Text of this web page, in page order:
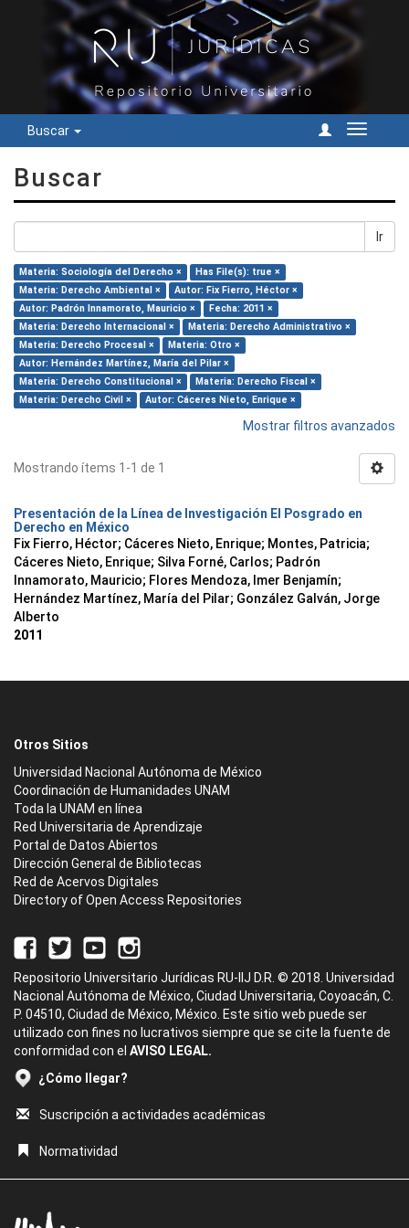
Buscar
Cambiar
Buscar
Ir
Materia: Sociología del Derecho ×
Has File(s): true ×
Materia: Derecho Ambiental ×
Autor: Fix Fierro, Héctor ×
Autor: Padrón Innamorato, Mauricio ×
Fecha: 2011 ×
Materia: Derecho Internacional ×
Materia: Derecho Administrativo ×
Materia: Derecho Procesal ×
Materia: Otro ×
Autor: Hernández Martínez, María del Pilar ×
Materia: Derecho Constitucional ×
Materia: Derecho Fiscal ×
Materia: Derecho Civil ×
Autor: Cáceres Nieto, Enrique ×
Mostrar filtros avanzados
Mostrando ítems 1-1 de 1
Presentación de la Línea de Investigación El Posgrado en
Derecho en México
Fix Fierro, Héctor; Cáceres Nieto, Enrique; Montes, Patricia;
Cáceres Nieto, Enrique; Silva Forné, Carlos; Padrón
Innamorato, Mauricio; Flores Mendoza, Imer Benjamín;
Hernández Martínez, María del Pilar; González Galván, Jorge
Alberto
2011
Otros Sitios
Universidad Nacional Autónoma de México
Coordinación de Humanidades UNAM
Toda la UNAM en línea
Red Universitaria de Aprendizaje
Portal de Datos Abiertos
Dirección General de Bibliotecas
Red de Acervos Digitales
Directory of Open Access Repositories
Repositorio Universitario Jurídicas RU-IIJ D.R. © 2018. Universidad
Nacional Autónoma de México, Ciudad Universitaria, Coyoacán, C.
P. 04510, Ciudad de México, México. Este sitio web puede ser
utilizado con fines no lucrativos siempre que se cite la fuente de
conformidad con el AVISO LEGAL.
¿Cómo llegar?
Suscripción a actividades académicas
Normatividad